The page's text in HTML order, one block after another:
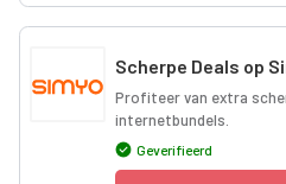
Scherpe Deals op
Profiteer van extra
internetbundels.
Geverifieerd